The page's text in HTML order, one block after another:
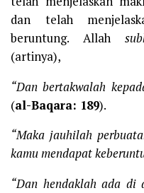
dan telah
beruntung. Allah
(artinya),
“Dan bertakwalah
(al-Baqara: 189).
“Maka jauhilah
kamu mendapat
“Dan hendaklah ada di